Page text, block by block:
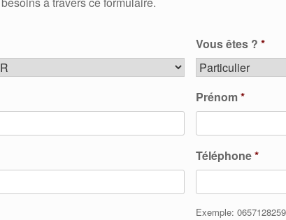
Vous êtes ? *
Prénom*
Téléphone*
Exemple: 0657128259